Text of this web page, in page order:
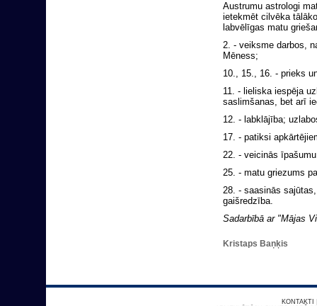
Austrumu astrologi
ietekmēt cilvēka
labvēlīgas matu
2. - veiksme darbos,
Mēness;
10., 15., 16. - prieks
11. - lieliska iespēja
saslimšanas, bet arī
12. - labklājība;
17. - patiksi
22. - veicinās
25. - matu griezums
28. - saasinās
gaišredzība.
Sadarbībā ar "Mājas
Kristaps Baņķis
KONTAKTI